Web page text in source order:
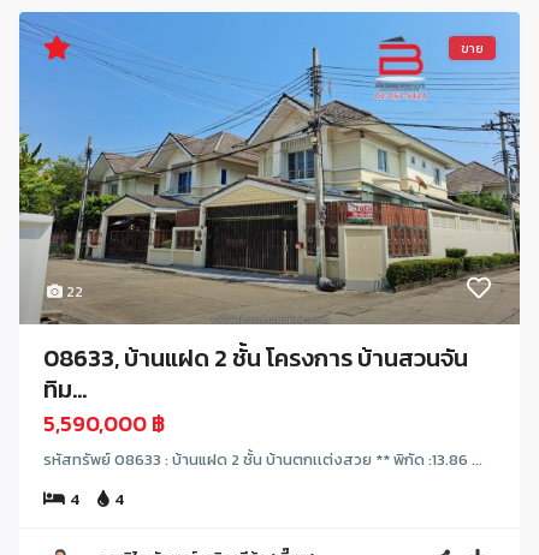
22
ขาย
08633, บ้านแฝด 2 ชั้น โครงการ บ้านสวนจัน
ทิม...
5,590,000 ฿
รหัสทรัพย์ 08633 : บ้านแฝด 2 ชั้น บ้านตกเเต่งสวย ** พิกัด :13.86 ...
4
4